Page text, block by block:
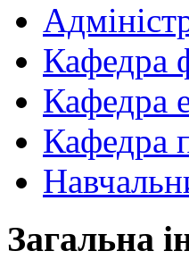
Кафедра
Кафедра
Кафедра
Загальна